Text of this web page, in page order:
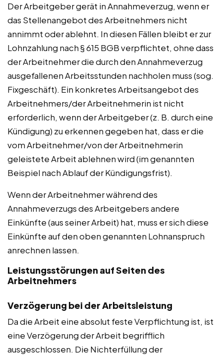
Der Arbeitgeber gerät in Annahmeverzug, wenn er
das Stellenangebot des Arbeitnehmers nicht
annimmt oder ablehnt. In diesen Fällen bleibt er zur
Lohnzahlung nach § 615 BGB verpflichtet, ohne dass
der Arbeitnehmer die durch den Annahmeverzug
ausgefallenen Arbeitsstunden nachholen muss (sog.
Fixgeschäft). Ein konkretes Arbeitsangebot des
Arbeitnehmers/der Arbeitnehmerin ist nicht
erforderlich, wenn der Arbeitgeber (z. B. durch eine
Kündigung) zu erkennen gegeben hat, dass er die
vom Arbeitnehmer/von der Arbeitnehmerin
geleistete Arbeit ablehnen wird (im genannten
Beispiel nach Ablauf der Kündigungsfrist).
Wenn der Arbeitnehmer während des
Annahmeverzugs des Arbeitgebers andere
Einkünfte (aus seiner Arbeit) hat, muss er sich diese
Einkünfte auf den oben genannten Lohnanspruch
anrechnen lassen.
Leistungsstörungen auf Seiten des
Arbeitnehmers
Verzögerung bei der Arbeitsleistung
Da die Arbeit eine absolut feste Verpflichtung ist, ist
eine Verzögerung der Arbeit begrifflich
ausgeschlossen. Die Nichterfüllung der